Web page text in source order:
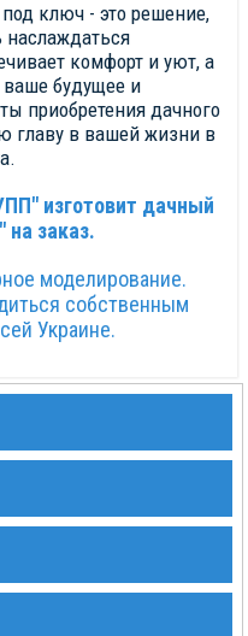
ключ - это решение,
наслаждаться
комфорт и уют, а
ваше будущее и
приобретения дачного
главу в вашей жизни в
изготовит дачный
заказ.
моделирование.
собственным
Украине.